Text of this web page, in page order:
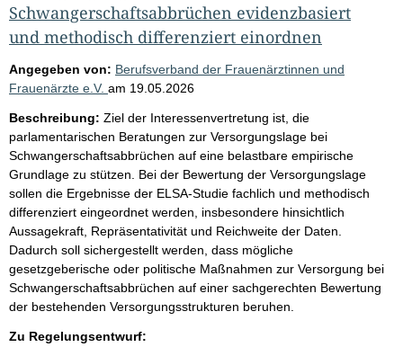
Schwangerschaftsabbrüchen evidenzbasiert
und methodisch differenziert einordnen
Angegeben von: Berufsverband der Frauenärztinnen und
Frauenärzte e.V. am 19.05.2026
Beschreibung: Ziel der Interessenvertretung ist, die
parlamentarischen Beratungen zur Versorgungslage bei
Schwangerschaftsabbrüchen auf eine belastbare empirische
Grundlage zu stützen. Bei der Bewertung der Versorgungslage
sollen die Ergebnisse der ELSA-Studie fachlich und methodisch
differenziert eingeordnet werden, insbesondere hinsichtlich
Aussagekraft, Repräsentativität und Reichweite der Daten.
Dadurch soll sichergestellt werden, dass mögliche
gesetzgeberische oder politische Maßnahmen zur Versorgung bei
Schwangerschaftsabbrüchen auf einer sachgerechten Bewertung
der bestehenden Versorgungsstrukturen beruhen.
Zu Regelungsentwurf: